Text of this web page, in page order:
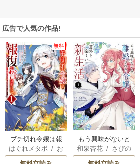
広告で人気の作品!
無料
ブチ切れ令嬢は報
復を誓いました。
はぐれメタボ / お
おのいも /
もう興味がないと
離婚された令嬢の
意外と楽しい新生
和泉杏花 / さびの
ぶち